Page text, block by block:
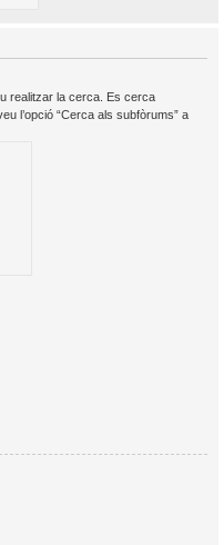
realitzar la cerca. Es cerca
l’opció “Cerca als subfòrums” a